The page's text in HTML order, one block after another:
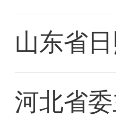
山东省
河北省